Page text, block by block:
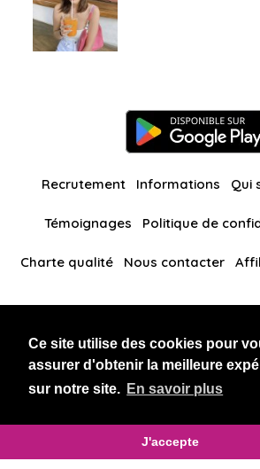
Ce site utilise des cookies pour
assurer d'obtenir la meilleure
sur notre site. En savoir plus
J'accepte
Recrutement Informations Qui
Témoignages Politique de
Charte qualité Nous contacter
BlackAndBeauties